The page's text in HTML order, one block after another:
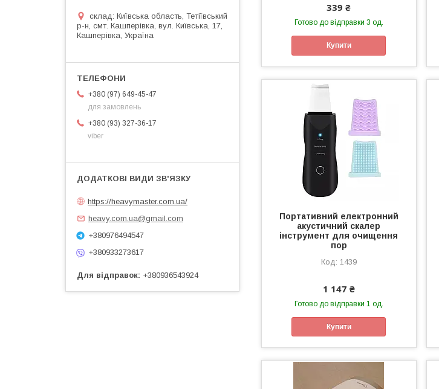
339 ₴
Готово до відправки 3 од.
Купити
Портативний електронний
акустичний скалер
інструмент для очищення
пор
1439
1 147 ₴
Готово до відправки 1 од.
Купити
склад: Київська область, Тетіївський
р-н, смт. Кашперівка, вул. Київська, 17,
Кашперівка, Україна
+380 (97) 649-45-47
для замовлень
+380 (93) 327-36-17
viber
https://heavymaster.com.ua/
heavy.com.ua@gmail.com
+380976494547
+380933273617
Для відправок +380936543924